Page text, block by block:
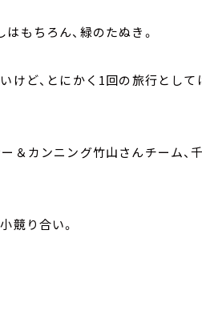
もちろん、緑のたぬき。
けど、とにかく1回の旅行として
＆カンニング竹山さんチーム、
競り合い。